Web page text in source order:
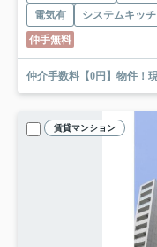
電気有
システムキッ
仲手無料
仲介手数料【0円】物件！
賃貸マンション